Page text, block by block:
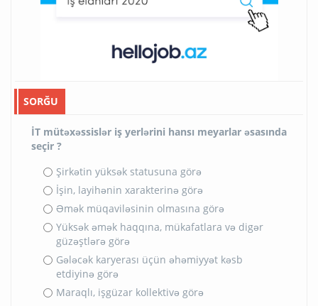
SORĞU
İT mütəxəssislər iş yerlərini hansı meyarlar əsasında
seçir ?
Şirkətin yüksək statusuna görə
İşin, layihənin xarakterinə görə
Əmək müqaviləsinin olmasına görə
Yüksək əmək haqqına, mükafatlara və digər
güzəştlərə görə
Gələcək karyerası üçün əhəmiyyət kəsb
etdiyinə görə
Maraqlı, işgüzar kollektivə görə